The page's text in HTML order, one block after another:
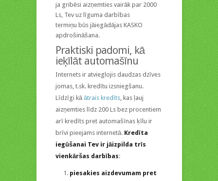
ja gribēsi aizņemties vairāk par 2000
Ls, Tev uz līguma darbības
termiņu būs jāiegādājas KASKO
apdrošināšana.
Praktiski padomi, kā
ieķīlāt automašīnu
Internets ir atvieglojis daudzas dzīves
jomas, t.sk. kredītu izsniegšanu.
Līdzīgi kā ātrais kredīts, kas ļauj
aizņemties līdz 200 Ls bez procentiem
arī kredīts pret automašīnas ķīlu ir
brīvi pieejams internetā. Kredīta
iegūšanai Tev ir jāizpilda trīs
vienkāršas darbības:
piesakies aizdevumam pret